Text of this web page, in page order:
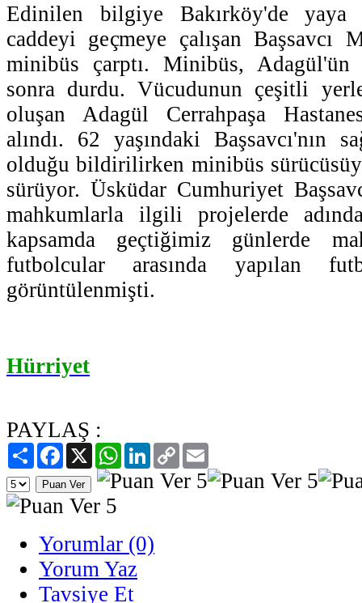
Edinilen bilgiye Bakırköy'de yaya
caddeyi geçmeye çalışan Başsavcı
minibüs çarptı. Minibüs, Adagül'ün
sonra durdu. Vücudunun çeşitli
oluşan Adagül Cerrahpaşa
alındı. 62 yaşındaki Başsavcı'nın
olduğu bildirilirken minibüs
sürüyor. Üsküdar Cumhuriyet
mahkumlarla ilgili projelerde
kapsamda geçtiğimiz günlerde
futbolcular arasında yapılan
görüntülenmişti.
Hürriyet
PAYLAŞ :
PaylaşFacebook
X WhatsAppLinkedIn
Copy
Link
Yorumlar (0)
Yorum Yaz
Tavsiye Et